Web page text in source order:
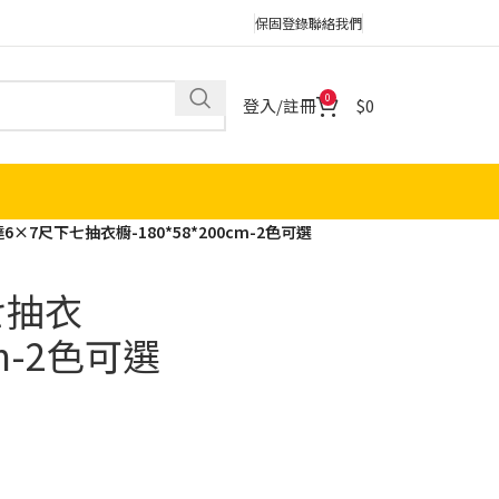
保固登錄聯絡我們
登入/註冊 0 0
6×7尺下七抽衣櫥-180*58*200cm-2色可選
衣
2色可選